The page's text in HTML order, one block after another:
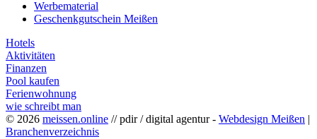
Werbematerial
Geschenkgutschein Meißen
Hotels
Aktivitäten
Finanzen
Pool kaufen
Ferienwohnung
wie schreibt man
© 2026 meissen.online // pdir / digital agentur - Webdesign Meißen |
Branchenverzeichnis